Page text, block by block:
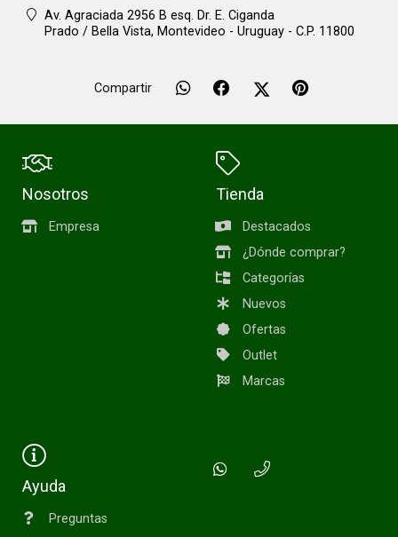
Av. Agraciada 2956 B esq. Dr. E. Ciganda
Prado / Bella Vista, Montevideo - Uruguay - C.P. 11800
Compartir
Nosotros
Empresa
Tienda
Destacados
¿Dónde comprar?
Categorías
Nuevos
Ofertas
Outlet
Marcas
Ayuda
Preguntas